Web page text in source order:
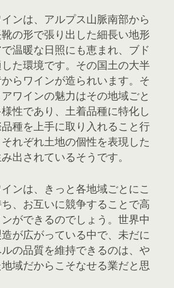
ンは、アルプス山脈南部から
の形で張り出した細長い地形
温暖な日照にも恵まれ、ブド
た環境です。その国土の大半
らワインが造られいます。そ
ワインの魅力はその地域ごと
性であり、土着品種に特化し
種を上手に取り入れること行
れぞれ土地の個性を表現した
出されているそうです。
ンは、きっと各地域ごとにこ
、お互いに競争することで高
ができるのでしょう。世界中
が広がっている中で、未だに
ルの品質を維持できるのは、や
域だからこそなせる業だと思